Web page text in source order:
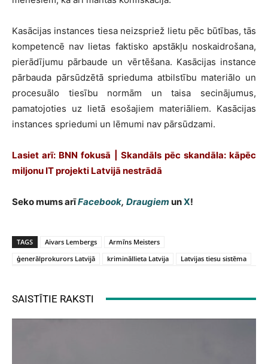
Kasācijas instances tiesa neizspriež lietu pēc būtības, tās
kompetencē nav lietas faktisko apstākļu noskaidrošana,
pierādījumu pārbaude un vērtēšana. Kasācijas instance
pārbauda pārsūdzētā sprieduma atbilstību materiālo un
procesuālo tiesību normām un taisa secinājumus,
pamatojoties uz lietā esošajiem materiāliem. Kasācijas
instances spriedumi un lēmumi nav pārsūdzami.
Lasiet arī: BNN fokusā | Skandāls pēc skandāla: kāpēc
miljonu IT projekti Latvijā nestrādā
Seko mums arīFacebook, Draugiem unX!
TAGS Aivars Lembergs
Armīns Meisters
ģenerālprokurors Latvijā
krimināllieta Latvija Latvijas tiesu sistēma
SAISTĪTIE RAKSTI